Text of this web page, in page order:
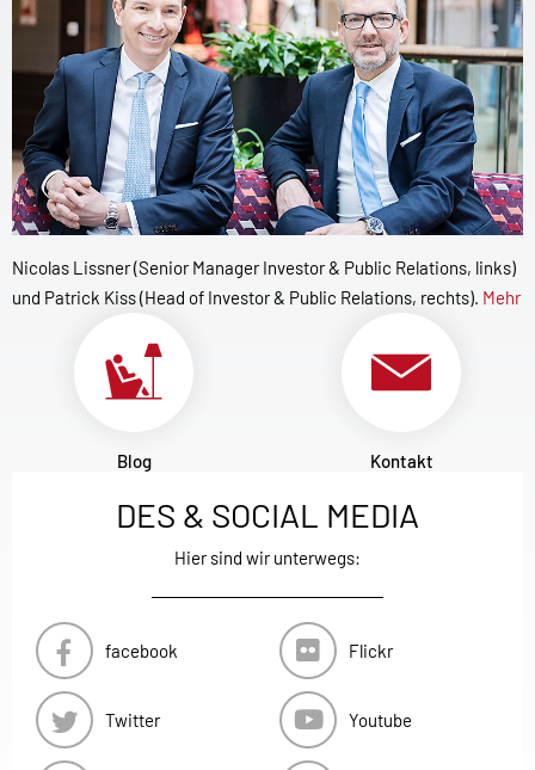
Nicolas Lissner (Senior Manager Investor & Public Relations, links)
und Patrick Kiss (Head of Investor & Public Relations, rechts). Mehr
Blog Kontakt
DES & SOCIAL MEDIA
Hier sind wir unterwegs:
facebook
Twitter
Flickr
Youtube